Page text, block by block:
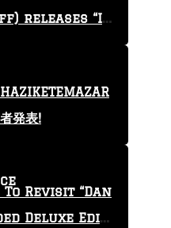
releases “I
発表!
Revisit “Dan
Deluxe Editi